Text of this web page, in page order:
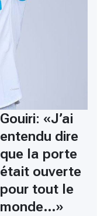
Gouiri: «J’ai
entendu dire
que la porte
était ouverte
pour tout le
monde…»